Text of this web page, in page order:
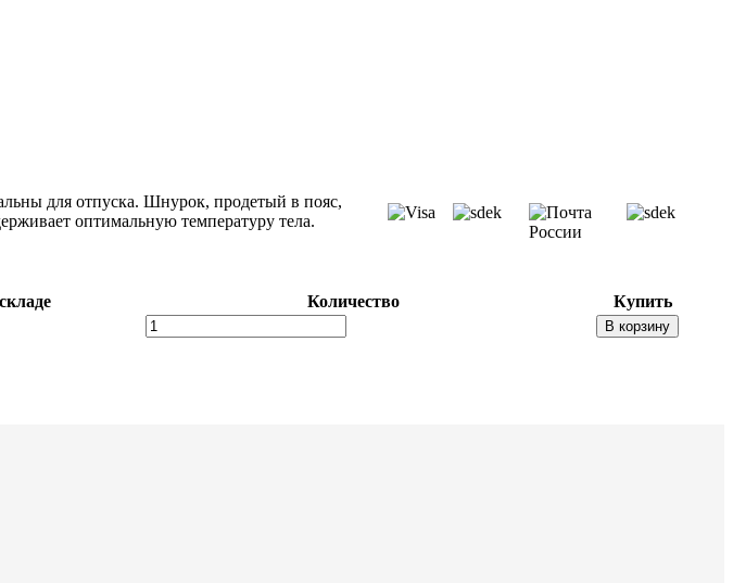
для отпуска. Шнурок, продетый в пояс,
оптимальную температуру тела.
Количество
Купить